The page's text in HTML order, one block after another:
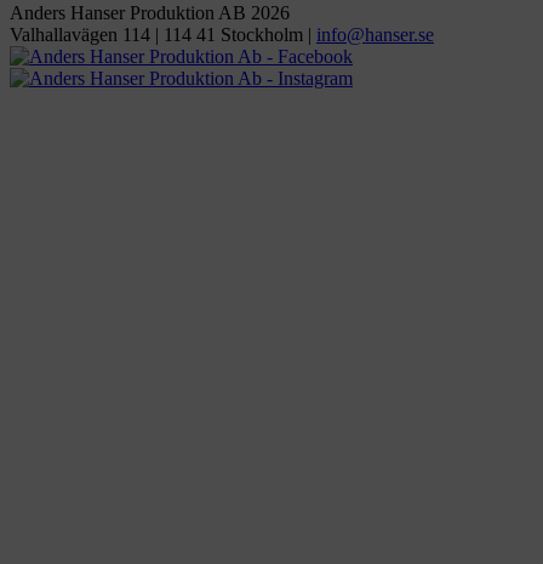
Anders Hanser Produktion AB 2026
Valhallavägen 114 | 114 41 Stockholm |
es.re
snah@
ofni